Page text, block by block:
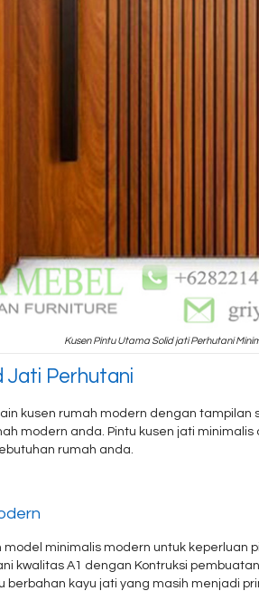
Kusen Pintu Utama Solid jati Perhutani
Jati Perhutani
kusen rumah modern dengan tampilan
modern anda. Pintu kusen jati
rumah anda.
minimalis modern untuk keperluan
kwalitas A1 dengan Kontruksi
berbahan kayu jati yang masih menjadi